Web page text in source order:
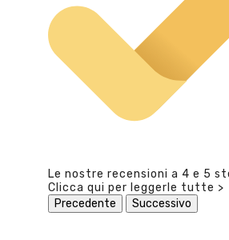
Le nostre recensioni a 4 e 5
Clicca qui per leggerle tutte >
Precedente
Successivo